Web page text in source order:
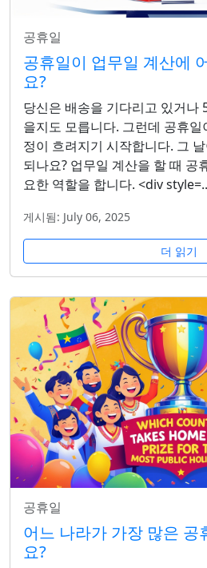
공휴일
공휴일이 업무일 계산에
요?
당신은 배송을 기다리고 있거나
을지도 모릅니다. 그런데 공휴
정이 흐려지기 시작합니다. 그
되나요? 업무일 계산을 할 때 공
요한 역할을 합니다. <div
게시됨: July 06, 2025
더 읽기
공휴일
어느 나라가 가장 많은 공
요?